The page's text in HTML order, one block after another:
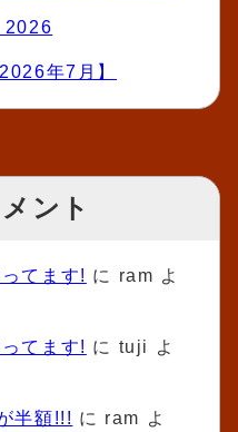
2026
年7月】
ント
てます! に ram よ
てます! に tuji
よ
半額!!! に ram よ